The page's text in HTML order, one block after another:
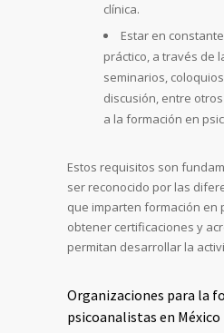
clínica.
Estar en
práctico, a través de
seminarios,
discusión, entre
a la formación en
Estos requisitos son
ser reconocido por las
que imparten formación en
obtener certificaciones y
permitan desarrollar la
Organizaciones para la
psicoanalistas en México